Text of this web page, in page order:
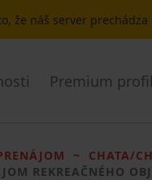
že náš server
Premium profil
CHATA/
REKREAČNÉHO